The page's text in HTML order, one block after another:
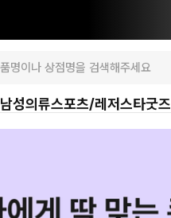
남성의류스포츠/레저스타굿즈